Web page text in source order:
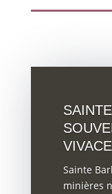
VIVACE
Sainte
minières